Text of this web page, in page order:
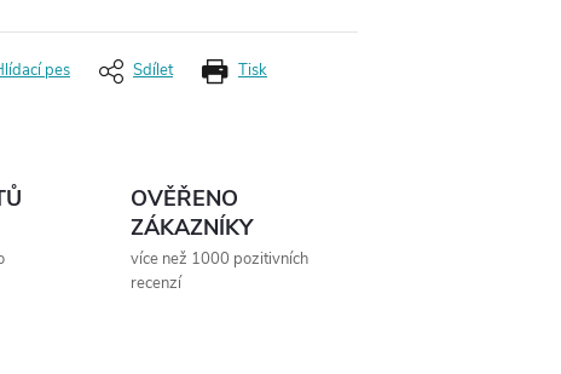
Tisk
pes Sdílet
OVĚŘENO
ZÁKAZNÍKY
více než 1000 pozitivních
recenzí